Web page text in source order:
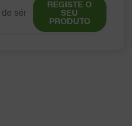
REGISTE O
SEU
PRODUTO